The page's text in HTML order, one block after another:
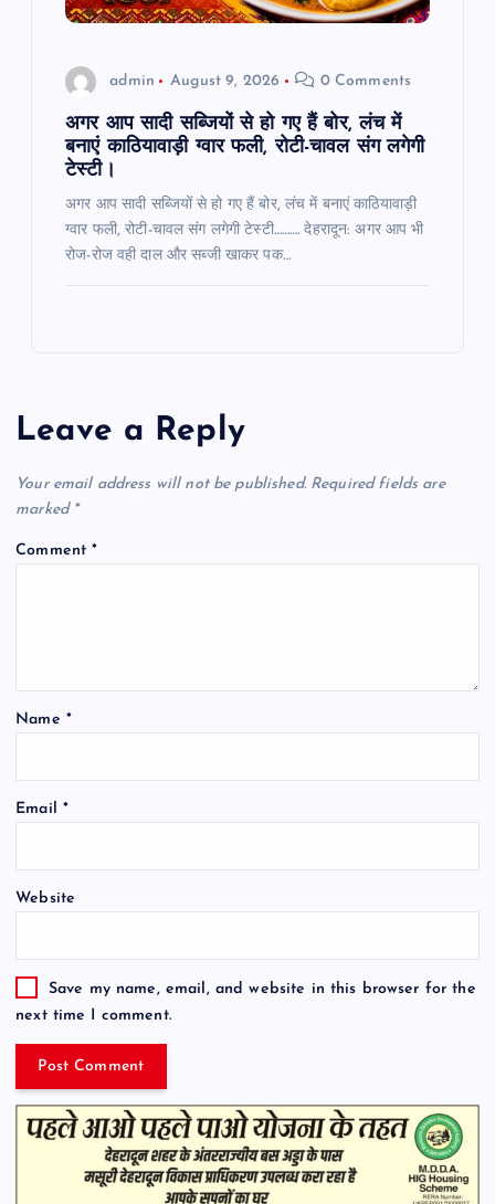
admin August 9, 2026 0 Comments
अगर आप सादी सब्जियों से हो गए हैं बोर, लंच में
बनाएं काठियावाड़ी ग्वार फली, रोटी-चावल संग लगेगी
टेस्टी।
अगर आप सादी सब्जियों से हो गए हैं बोर, लंच में बनाएं काठियावाड़ी
ग्वार फली, रोटी-चावल संग लगेगी टेस्टी………. देहरादून: अगर आप भी
रोज-रोज वही दाल और सब्जी खाकर पक…
Leave a Reply
Your email address will not be published. Required fields are
marked *
Comment*
Name *
Email *
Website
Save my name, email, and website in this browser for the
next time I comment.